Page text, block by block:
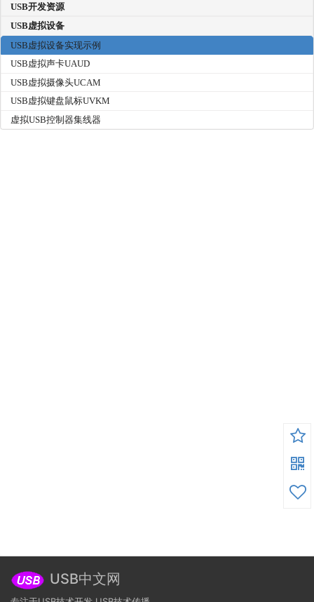
USB开发资源
USB虚拟设备
USB虚拟设备实现示例
USB虚拟声卡UAUD
USB虚拟摄像头UCAM
USB虚拟键盘鼠标UVKM
虚拟USB控制器集线器
USB中文网